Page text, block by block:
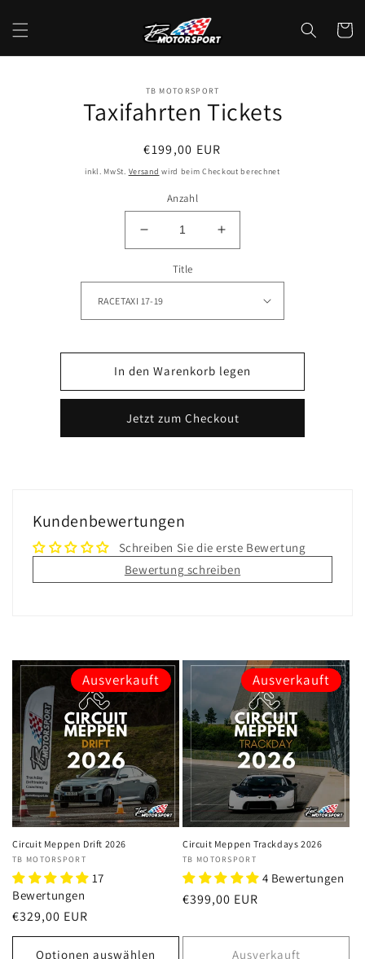
Inhalt
TB MOTORSPORT
Taxifahrten Tickets
Normaler
Preis
€199,00 EUR
inkl. MwSt. Versand wird beim Checkout berechnet
Anzahl
Verringere
die
Menge
für
Taxifahrten
Tickets
Erhöhe
die
für
Taxifahrten
Tickets
Title
In den Warenkorb legen
Jetzt zum Checkout
Kundenbewertungen
Schreiben Sie die erste Bewertung
Bewertung schreiben
Ausverkauft
Circuit Meppen Drift 2026
Anbieter:
TB MOTORSPORT
17
Bewertungen
Normaler
Preis
€329,00 EUR
Optionen auswählen
Ausverkauft
Circuit Meppen Trackdays 2026
Anbieter:
TB MOTORSPORT
4 Bewertungen
Normaler
€399,00 EUR
Ausverkauft